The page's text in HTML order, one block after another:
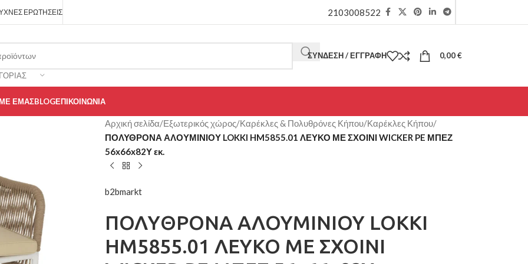
ΕΡΩΤΉΣΕΙΣ 2103008522
ΣΎΝΔΕΣΗ / ΕΓΓΡΑΦΉ 0,00€
ΕΜΆΣBLOGΕΠΙΚΟΙΝΩΝΊΑ
Αρχική σελίδα/Εξωτερικός χώρος/Καρέκλες & Πολυθρόνες Κήπου/Καρέκλες Κήπου/
ΠΟΛΥΘΡΟΝΑ ΑΛΟΥΜΙΝΙΟΥ LOKKI HM5855.01 ΛΕΥΚΟ ΜΕ ΣΧΟΙΝΙ WICKER PE ΜΠΕΖ
56x66x82Υ εκ.
b2bmarkt
ΠΟΛΥΘΡΟΝΑ ΑΛΟΥΜΙΝΙΟΥ LOKKI
HM5855.01 ΛΕΥΚΟ ΜΕ ΣΧΟΙΝΙ